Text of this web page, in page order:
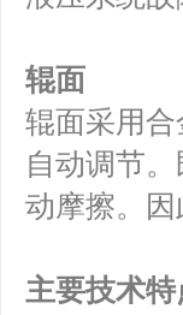
辊面
辊面采用
自动调节
动摩擦。
主要技术特